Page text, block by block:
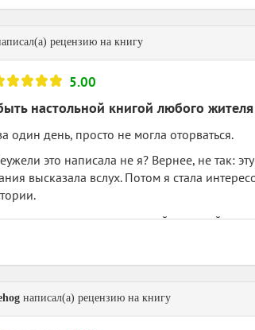
рецензию на книгу
5.00
настольной книгой любого
один день, просто не могла оторваться.
это написала не я? Вернее, не так:
высказала вслух. Потом я стала
странно, я не нашла никакой похожей
очевидное, что за столь долгий срок
тегах к ней стоят "тайм-менеджмент",
- блестящая, остроумная,
написал(а) рецензию на книгу